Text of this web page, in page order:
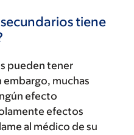
tiene
pueden tener
muchas
efecto
efectos
al médico de su